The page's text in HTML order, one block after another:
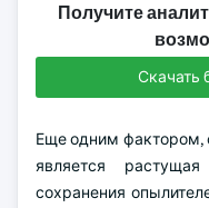
Получите
Скачать
Еще одним
является
сохранения